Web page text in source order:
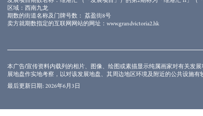
作实地考察，以对该发展项目、其周边地区环境及附近的公共设施有
区域：西南九龙
期数的街道名称及门牌号数： 荔盈街8号
卖方就期数指定的互联网网站的网址：www.grandvictoria2.hk
本广告/宣传资料内载列的相片、图像、绘图或素描显示纯属画家对有关发
展地盘作实地考察，以对该发展地盘、其周边地区环境及附近的公共设施有
最后更新日期: 2026年6月3日